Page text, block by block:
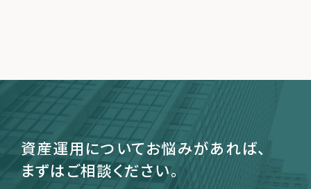
無料ご相談 ログイン
運営会社
ファミリーオフィスとは
資産運用についてお悩みがあれば、
まずはご相談ください。